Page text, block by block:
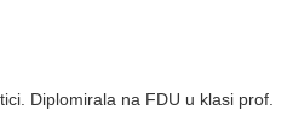
Diplomirala na FDU u klasi prof.